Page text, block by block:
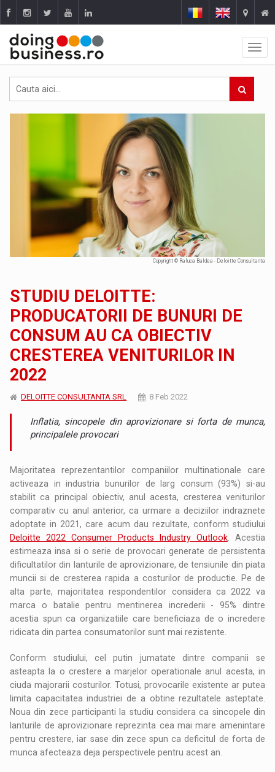
Copyright © Raluca Baldea - Deloitte Consultanta
STUDIU DELOITTE:
PRODUCATORII DE BUNURI DE
CONSUM AU CA OBIECTIV
CRESTEREA VENITURILOR IN
2022
DELOITTE CONSULTANTA SRL 8 Feb 2022
Inflatia, sincopele din aprovizionare si forta de munca,
principalele provocari
Majoritatea reprezentantilor companiilor multinationale care
activeaza in industria bunurilor de larg consum (93%) si-au
stabilit ca principal obiectiv, anul acesta, cresterea veniturilor
comparativ cu anul anterior, ca urmare a deciziilor indraznete
adoptate in 2021, care acum dau rezultate, conform studiului
Deloitte 2022 Consumer Products Industry Outlook. Acestia
estimeaza insa si o serie de provocari generate de persistenta
dificultatilor din lanturile de aprovizionare, de tensiunile din piata
muncii si de cresterea rapida a costurilor de productie. Pe de
alta parte, majoritatea respondentilor considera ca 2022 va
marca o batalie pentru mentinerea increderii - 95% dintre
acestia spun ca organizatiile care beneficiaza de o incredere
ridicata din partea consumatorilor sunt mai rezistente.
Conform studiului, cel putin jumatate dintre companii se
asteapta la o crestere a marjelor operationale anul acesta, in
ciuda majorarii costurilor. Totusi, provocarile existente ar putea
limita capacitatea industriei de a obtine rezultatele asteptate.
Noua din zece participanti la studiu considera ca sincopele din
lanturile de aprovizionare reprezinta cea mai mare amenintare
pentru crestere, iar sase din zece spun ca deficitul de forta de
munca afecteaza deja perspectivele pentru acest an.